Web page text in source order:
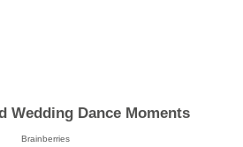
Wedding Dance Moments
Brainberries